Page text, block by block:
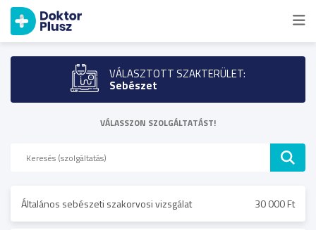
VÁLASZTOTT SZAKTERÜLET:
Sebészet
VÁLASSZON SZOLGÁLTATÁST!
Általános sebészeti szakorvosi vizsgálat 30 000 Ft